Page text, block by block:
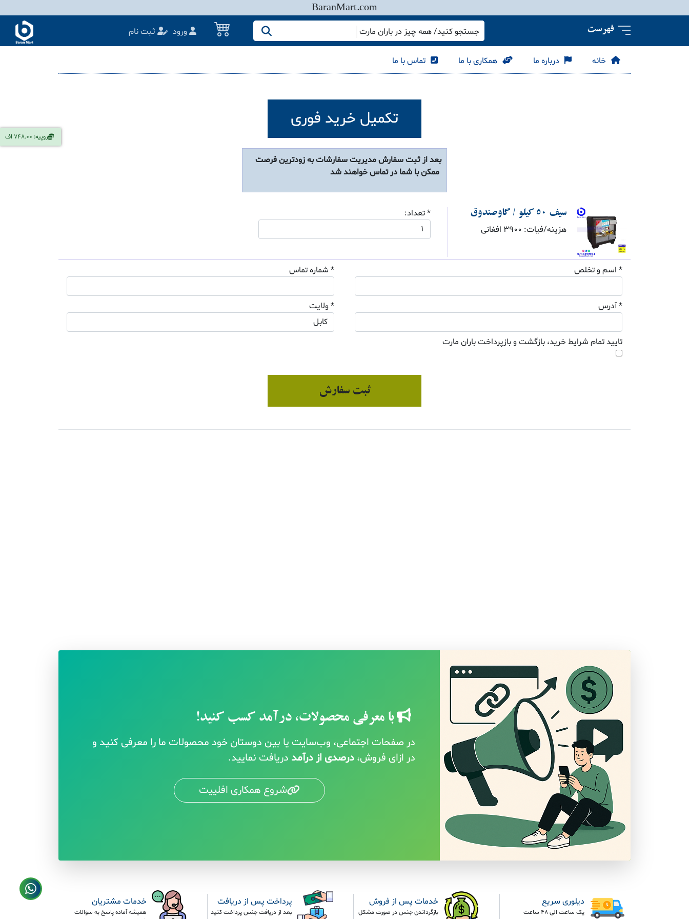
BaranMart.com
فهرست جستجو کنید/ همه چیز در باران مارت ورود ثبت نام
خانه درباره ما همکاری با ما تماس با ما
روپیه: 748.00 اف
تکمیل خرید فوری
بعد از ثبت سفارش مدیریت سفارشات به زودترین فرصت
ممکن با شما در تماس خواهند شد
سیف 50 کیلو / گاوصندوق
هزینه/فیات: 3900 افغانی
* تعداد:
* اسم و تخلص * شماره تماس
* آدرس * ولایت
تایید تمام شرایط خرید، بازگشت و بازپرداخت باران مارت
ثبت سفارش
با معرفی محصولات، درآمد کسب کنید!
در صفحات اجتماعی، وب‌سایت یا بین دوستان خود محصولات ما را معرفی کنید و
در ازای فروش، درصدی از درآمد دریافت نمایید.
شروع همکاری افلییت
دیلوری سریع
یک ساعت الی 48 ساعت
خدمات پس از فروش
بازگرداندن جنس در صورت مشکل
پرداخت پس از دریافت
بعد از دریافت جنس پرداخت کنید
خدمات مشتریان
همیشه آماده پاسخ به سوالات